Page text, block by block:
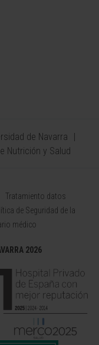
de Navarra
Nutrición y Salud
Tratamiento datos
de Seguridad de la
médico
2026